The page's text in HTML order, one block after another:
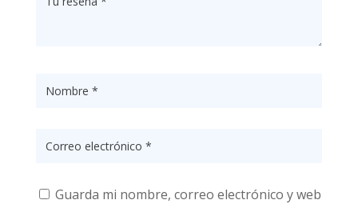
Guarda mi nombre, correo electrónico y web